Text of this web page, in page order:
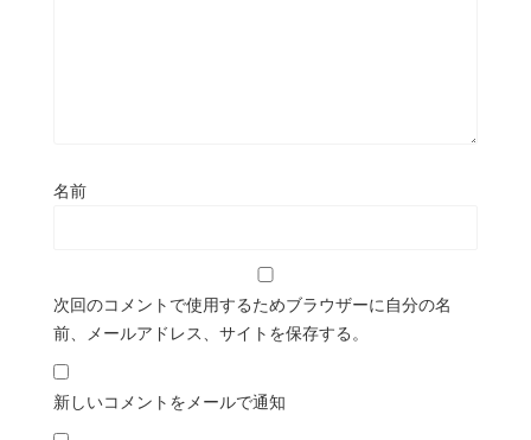
名前
次回のコメントで使用するためブラウザーに自分の名
前、メールアドレス、サイトを保存する。
新しいコメントをメールで通知